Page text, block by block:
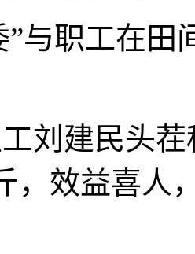
”与职工在
建民头茬
，效益喜人